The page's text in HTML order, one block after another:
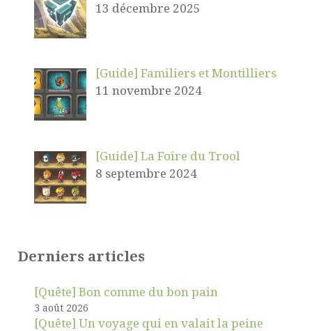
13 décembre 2025
[Guide] Familiers et Montilliers
11 novembre 2024
[Guide] La Foire du Trool
8 septembre 2024
Derniers articles
[Quête] Bon comme du bon pain
3 août 2026
[Quête] Un voyage qui en valait la peine